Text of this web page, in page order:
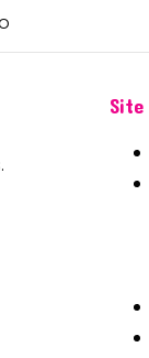
Site